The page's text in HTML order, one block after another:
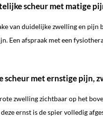
scheur met matige
van duidelijke zwelling en
Een afspraak met een
scheur met ernstige pijn,
zwelling zichtbaar op het
ernst is de spier volledig